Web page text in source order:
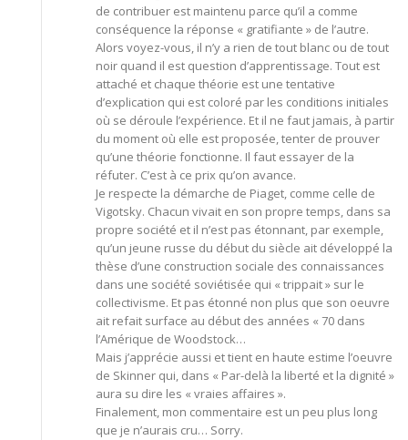
de contribuer est maintenu parce qu’il a comme
conséquence la réponse « gratifiante » de l’autre.
Alors voyez-vous, il n’y a rien de tout blanc ou de tout
noir quand il est question d’apprentissage. Tout est
attaché et chaque théorie est une tentative
d’explication qui est coloré par les conditions initiales
où se déroule l’expérience. Et il ne faut jamais, à partir
du moment où elle est proposée, tenter de prouver
qu’une théorie fonctionne. Il faut essayer de la
réfuter. C’est à ce prix qu’on avance.
Je respecte la démarche de Piaget, comme celle de
Vigotsky. Chacun vivait en son propre temps, dans sa
propre société et il n’est pas étonnant, par exemple,
qu’un jeune russe du début du siècle ait développé la
thèse d’une construction sociale des connaissances
dans une société soviétisée qui « trippait » sur le
collectivisme. Et pas étonné non plus que son oeuvre
ait refait surface au début des années « 70 dans
l’Amérique de Woodstock…
Mais j’apprécie aussi et tient en haute estime l’oeuvre
de Skinner qui, dans « Par-delà la liberté et la dignité »
aura su dire les « vraies affaires ».
Finalement, mon commentaire est un peu plus long
que je n’aurais cru… Sorry.